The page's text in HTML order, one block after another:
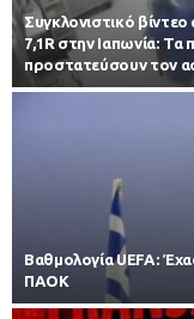
Συγκλονιστικό
7,1R στην Ιαπωνία:
προστατεύσουν τον
Βαθμολογία UEFA:
ΠΑΟΚ